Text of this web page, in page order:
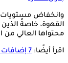
وانخفاض مستويات
القهوة، خاصةً
محتواها العالي من
اقرأ أيضًا: 7 إضافات كارثية لا تضعها على القهوة في الصباح